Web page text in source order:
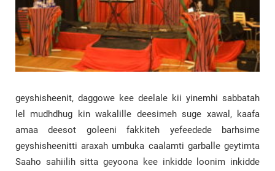
geyshisheenit, daggowe kee deelale kii yinemhi sabbatah
lel mudhdhug kin wakalille deesimeh suge xawal, kaafa
amaa deesot goleeni fakkiteh yefeedede barhsime
geyshisheenitti araxah umbuka caalamti garballe geytimta
Saaho sahiilih sitta geyoona kee inkidde loonim inkidde